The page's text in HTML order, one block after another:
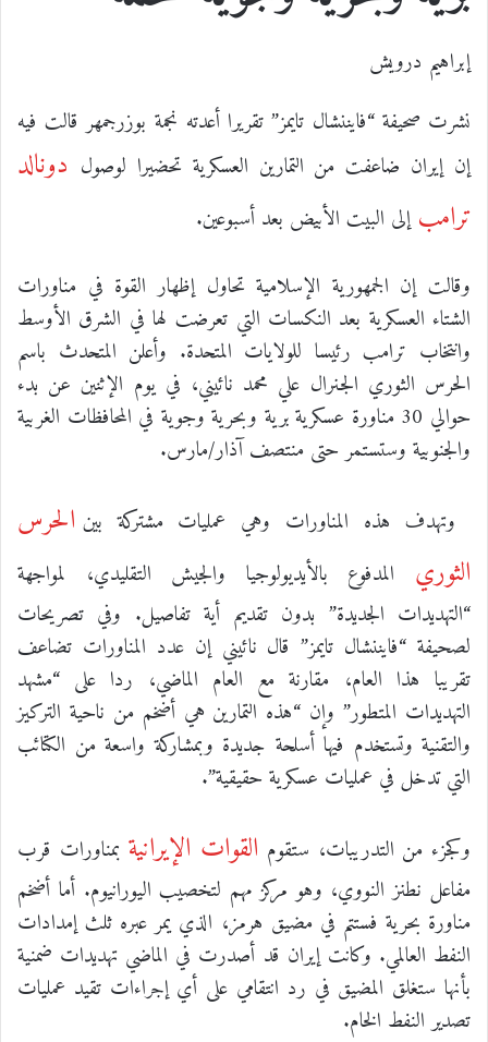
إبراهيم درويش
نشرت صحيفة “فايننشال تايمز” تقريرا أعدته نجمة بوزرجمهر قالت فيه
إن إيران ضاعفت من التمارين العسكرية تحضيرا لوصول دونالد
ترامب إلى البيت الأبيض بعد أسبوعين.
وقالت إن الجمهورية الإسلامية تحاول إظهار القوة في مناورات
الشتاء العسكرية بعد النكسات التي تعرضت لها في الشرق الأوسط
وانتخاب ترامب رئيسا للولايات المتحدة. وأعلن المتحدث باسم
الحرس الثوري الجنرال علي محمد نائيني، في يوم الإثنين عن بدء
حوالي 30 مناورة عسكرية برية وبحرية وجوية في المحافظات الغربية
والجنوبية وستستمر حتى منتصف آذار/مارس.
وتهدف هذه المناورات وهي عمليات مشتركة بين الحرس
الثوري المدفوع بالأيديولوجيا والجيش التقليدي، لمواجهة
“التهديدات الجديدة” بدون تقديم أية تفاصيل. وفي تصريحات
لصحيفة “فايننشال تايمز” قال نائيني إن عدد المناورات تضاعف
تقريبا هذا العام، مقارنة مع العام الماضي، ردا على “مشهد
التهديدات المتطور” وإن “هذه التمارين هي أضخم من ناحية التركيز
والتقنية وتستخدم فيها أسلحة جديدة وبمشاركة واسعة من الكتائب
التي تدخل في عمليات عسكرية حقيقية”.
وكجزء من التدريبات، ستقوم القوات الإيرانية بمناورات قرب
مفاعل نطنز النووي، وهو مركز مهم لتخصيب اليورانيوم. أما أضخم
مناورة بحرية فستتم في مضيق هرمز، الذي يمر عبره ثلث إمدادات
النفط العالمي. وكانت إيران قد أصدرت في الماضي تهديدات ضمنية
بأنها ستغلق المضيق في رد انتقامي على أي إجراءات تقيد عمليات
تصدير النفط الخام.